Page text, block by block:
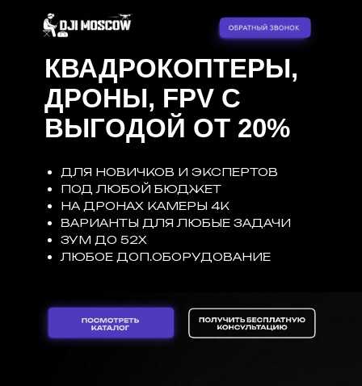
КВАДРОКОПТЕРЫ,
ДРОНЫ, FPV С
ВЫГОДОЙ ОТ 20%
ДЛЯ НОВИЧКОВ И ЭКСПЕРТОВ
ПОД ЛЮБОЙ БЮДЖЕТ
НА ДРОНАХ КАМЕРЫ 4К
ВАРИАНТЫ ДЛЯ ЛЮБЫЕ ЗАДАЧИ
ЗУМ ДО 52Х
ЛЮБОЕ ДОП.ОБОРУДОВАНИЕ